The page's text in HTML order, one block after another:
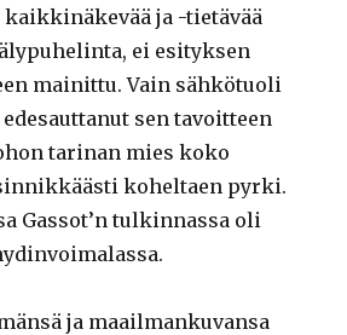
ja -tietävää
ei esityksen
mainittu. Vain sähkötuoli
sen tavoitteen
tarinan mies koko
koheltaen pyrki.
Gassot’n tulkinnassa oli
ja maailmankuvansa